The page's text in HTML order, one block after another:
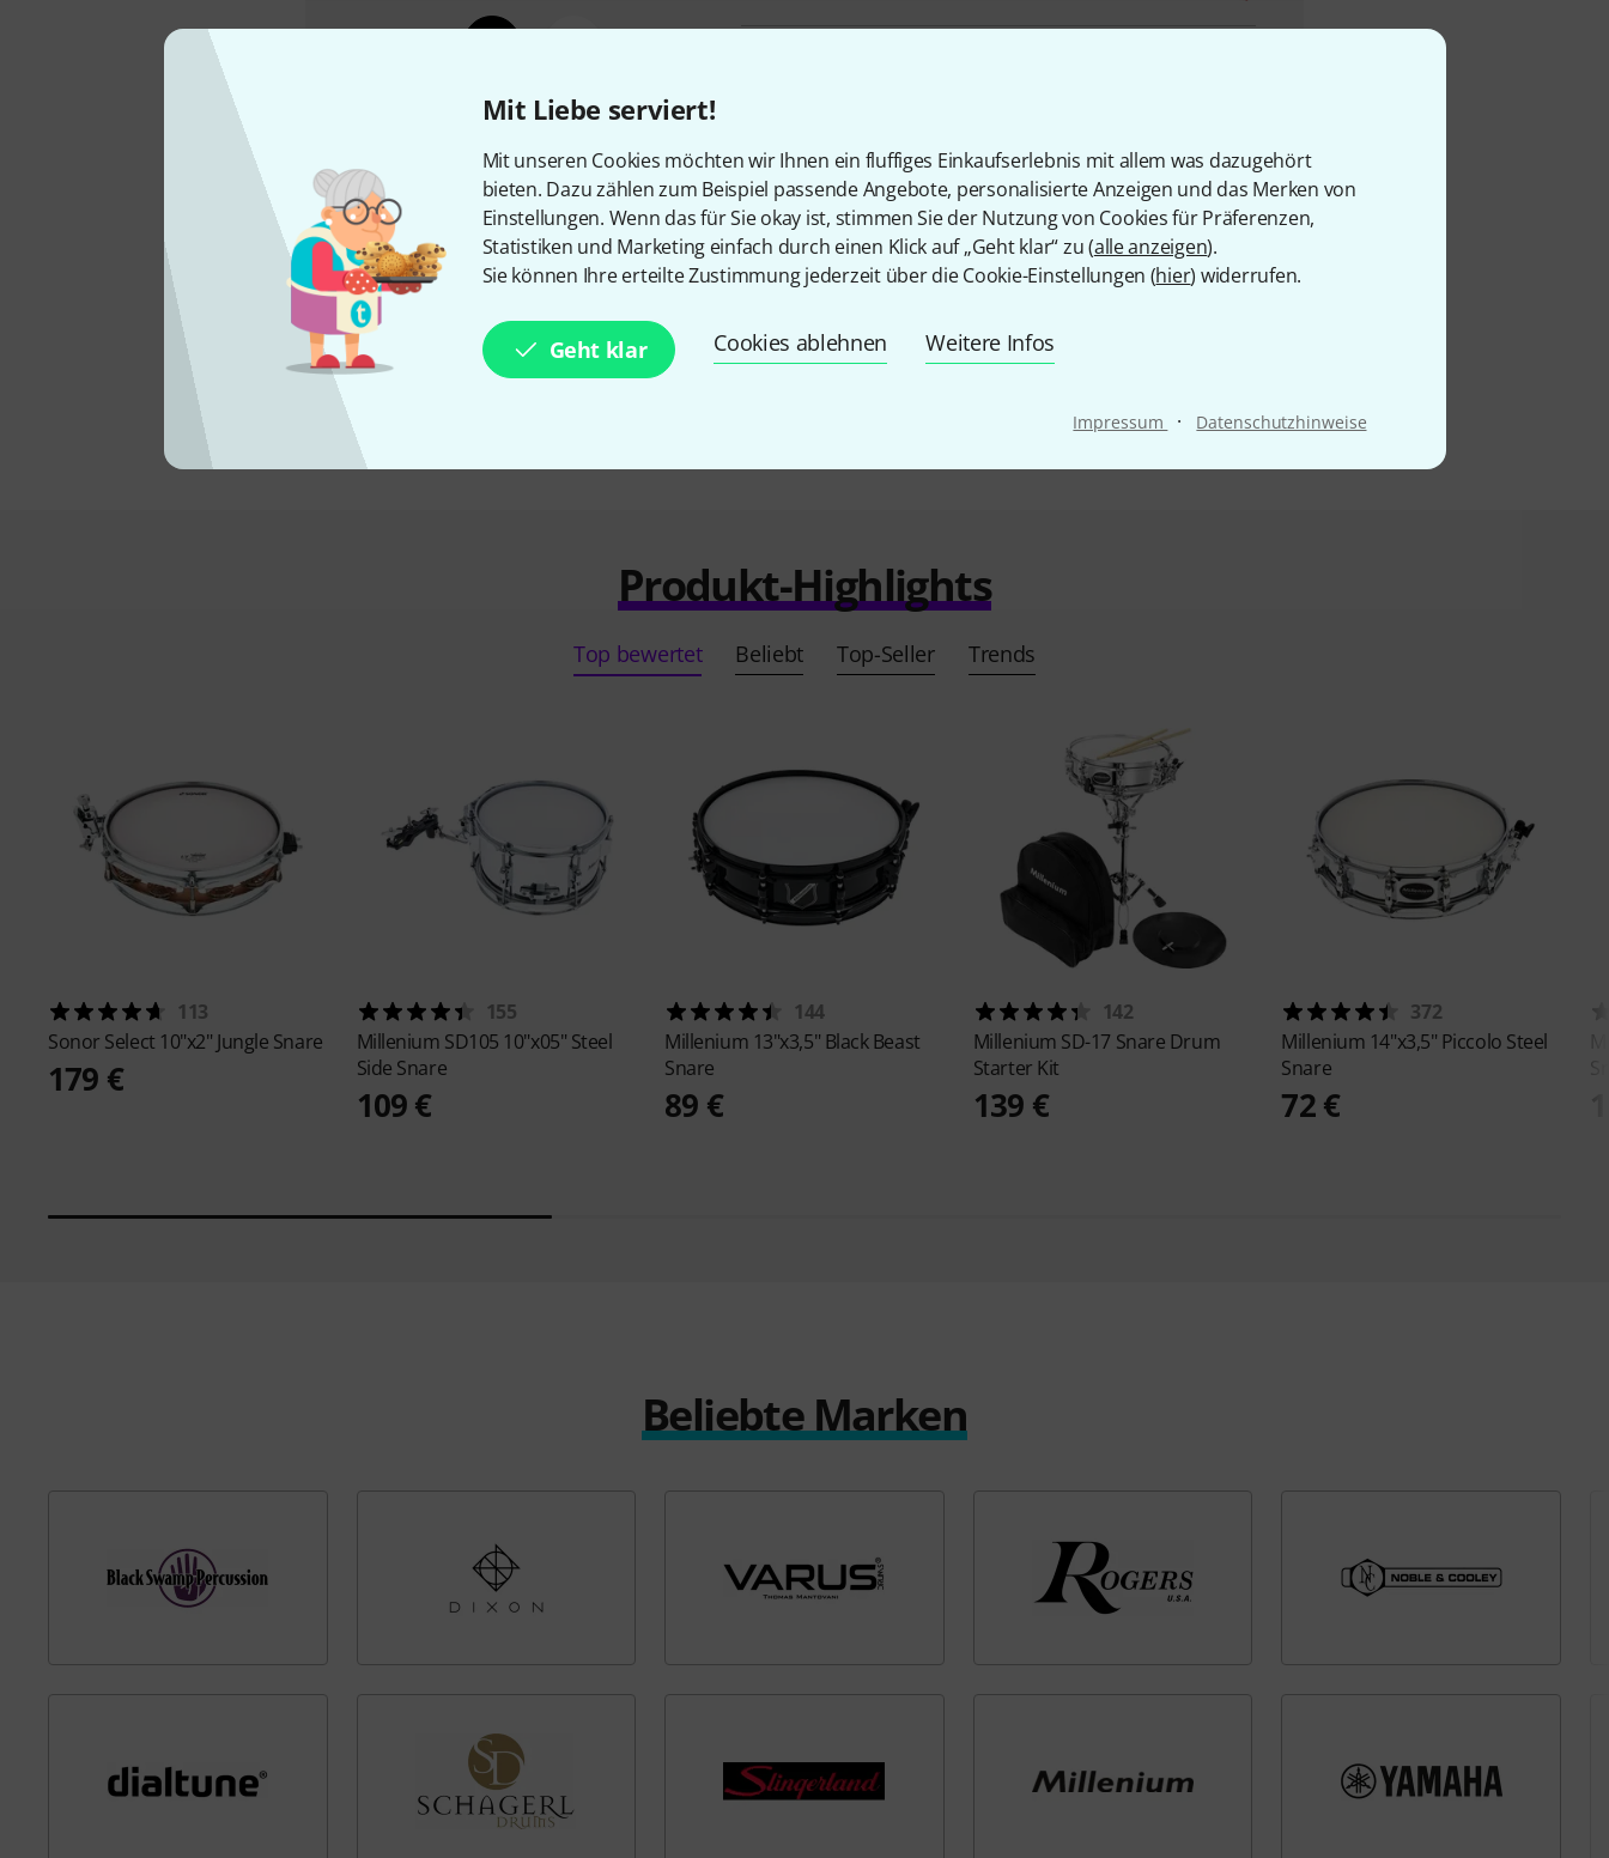
Mit Liebe serviert!
Mit unseren Cookies möchten wir Ihnen ein fluffiges Einkaufserlebnis mit allem was dazugehört
bieten. Dazu zählen zum Beispiel passende Angebote, personalisierte Anzeigen und das Merken von
Einstellungen. Wenn das für Sie okay ist, stimmen Sie der Nutzung von Cookies für Präferenzen,
Statistiken und Marketing einfach durch einen Klick auf „Geht klar“ zu (alle anzeigen).
Sie können Ihre erteilte Zustimmung jederzeit über die Cookie-Einstellungen (hier) widerrufen.
Geht klar Cookies ablehnen Weitere Infos
Impressum · Datenschutzhinweise
Mehr Kontaktoptionen
Produkt zurücksenden
Produkt-Highlights
Top bewertet Beliebt Top-Seller Trends
113
Sonor Select 10"x2" Jungle Snare
179 €
155
Millenium SD105 10"x05" Steel
Side Snare
109 €
144
Millenium 13"x3,5" Black Beast
Snare
89 €
142
Millenium SD-17 Snare Drum
Starter Kit
139 €
372
Millenium 14"x3,5" Piccolo Steel
Snare
72 €
Beliebte Marken